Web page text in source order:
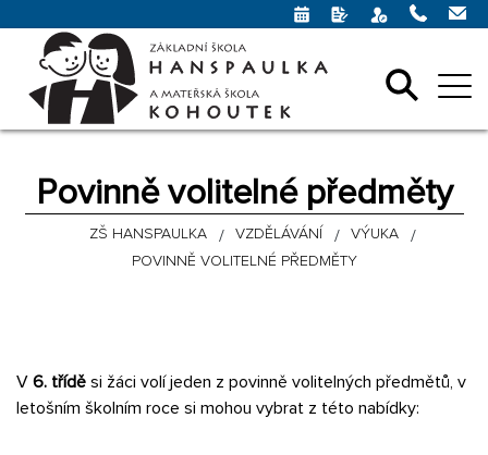
Povinně volitelné předměty
ZŠ HANSPAULKA VZDĚLÁVÁNÍ
VÝUKA
POVINNĚ VOLITELNÉ PŘEDMĚTY
V 6. třídě si žáci volí jeden z povinně volitelných předmětů, v
letošním školním roce si mohou vybrat z této nabídky: